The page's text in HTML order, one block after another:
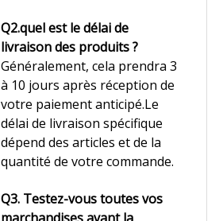
Q2.quel est le délai de
livraison des produits ?
Généralement, cela prendra 3
à 10 jours après réception de
votre paiement anticipé.Le
délai de livraison spécifique
dépend des articles et de la
quantité de votre commande.
Q3. Testez-vous toutes vos